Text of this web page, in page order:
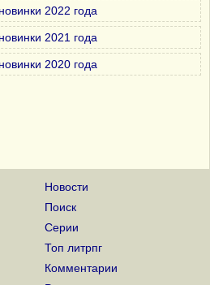
2022 года
2021 года
2020 года
Новости
Поиск
Серии
Топ литрпг
Комментарии